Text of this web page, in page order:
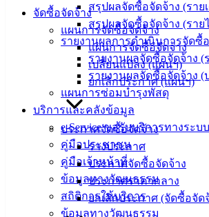
สรุปผลจัดซื้อจัดจ้าง (ราย
สรุปผลจัดซื้อจัดจ้าง (ราย
รายงานผลการดำเนินการจัดซื้
รายงานผลจัดซื้อจัดจ้าง (
รายงานผลจัดซื้อจัดจ้าง (
แผนการซ่อมบำรุงพัสดุ
บริการและคลังข้อมูล
e-Service ขอรับบริการทางระ
คู่มือประชาชน
คู่มือเจ้าหน้าที่
ข้อมูลทางวัฒนธรรม
สถิติการให้บริการ
ข้อมูลทางวัฒนธรรม
จัดซื้อจัดจ้าง
แผนการจัดซื้อจัดจ้าง
แผนการจัดซื้อจัดจ้าง
เปลี่ยนแปลง (แผนฯ)
ยกเลิกประกาศ (แผนฯ)
ประกาศจัดซื้อจัดจ้าง
ร่างประกาศ
ประกาศจัดซื้อจัดจ้าง
ประกาศราคากลาง
ยกเลิกประกาศ (จัดซื้อจัด
142-100-104
บริการ
ดาวน์โหลด
แบบ
ฟอร์ม,
เอกสาร
คู่มือ
สำหรับ
ประชาชน/